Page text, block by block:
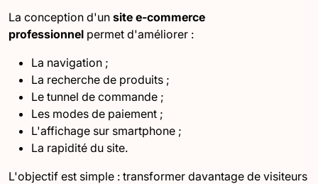
La conception d'un site e-commerce
professionnel permet d'améliorer :
La navigation ;
La recherche de produits ;
Le tunnel de commande ;
Les modes de paiement ;
L'affichage sur smartphone ;
La rapidité du site.
L'objectif est simple : transformer davantage de visiteurs